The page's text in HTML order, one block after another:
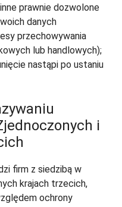
prawnie dozwolone
danych
przechowywania
lub handlowych);
nastąpi po ustaniu
i
firm z siedzibą w
krajach trzecich,
ochrony